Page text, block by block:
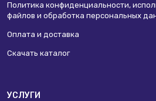
Политика конфиденциальности,
файлов и обработка персональных
Оплата и доставка
Скачать каталог
УСЛУГИ